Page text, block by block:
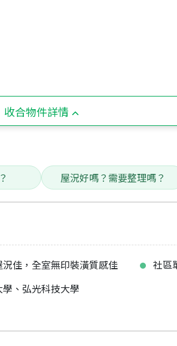
收合物件詳情
屋況好嗎？需要整理嗎？
佳，全室無印裝潢質感佳
社區
、弘光科技大學